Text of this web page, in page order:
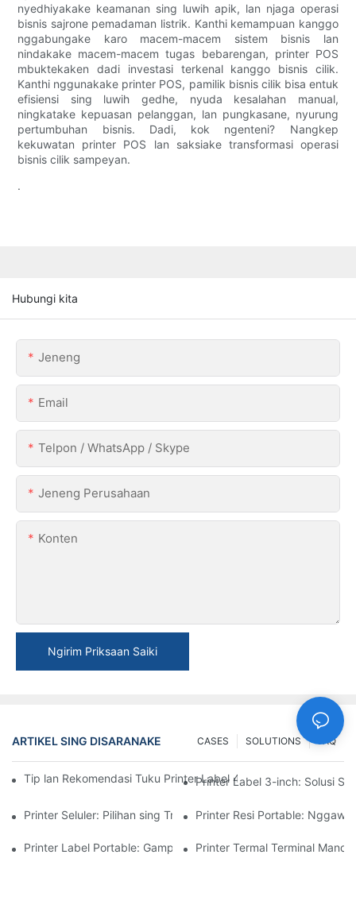
nyedhiyakake keamanan sing luwih apik, lan njaga operasi
bisnis sajrone pemadaman listrik. Kanthi kemampuan kanggo
nggabungake karo macem-macem sistem bisnis lan
nindakake macem-macem tugas bebarengan, printer POS
mbuktekaken dadi investasi terkenal kanggo bisnis cilik.
Kanthi nggunakake printer POS, pamilik bisnis cilik bisa entuk
efisiensi sing luwih gedhe, nyuda kesalahan manual,
ningkatake kepuasan pelanggan, lan pungkasane, nyurung
pertumbuhan bisnis. Dadi, kok ngenteni? Nangkep
kekuwatan printer POS lan saksiake transformasi operasi
bisnis cilik sampeyan.
.
Hubungi kita
Jeneng
Email
Telpon / WhatsApp / Skype
Jeneng Perusahaan
Konten
Ngirim Priksaan Saiki
ARTIKEL SING DISARANAKE FAQ
SOLUTIONS
CASES
Tip lan Rekomendasi Tuku Printer Label 4-inci Sing Sampeyan
Printer Label 3-inch: Solusi
Printer Seluler: Pilihan sing Trep Kanggo Nyetak Kapan Saja,
Printer Resi Portable: Nggawe
Printer Label Portable: Gampang Nggawe Label Pribadi
Printer Termal Terminal